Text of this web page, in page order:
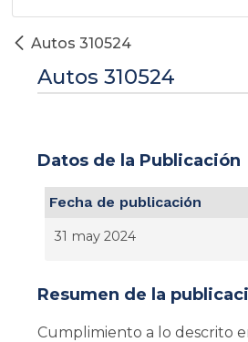
Autos 310524
Autos 310524
Datos de la Publicación
Fecha de publicación
31 may 2024
Resumen de la
Cumplimiento a lo descrito